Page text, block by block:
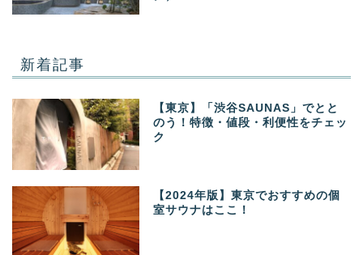
新着記事
【東京】「渋谷SAUNAS」でとと
のう！特徴・値段・利便性をチェッ
ク
【2024年版】東京でおすすめの個
室サウナはここ！